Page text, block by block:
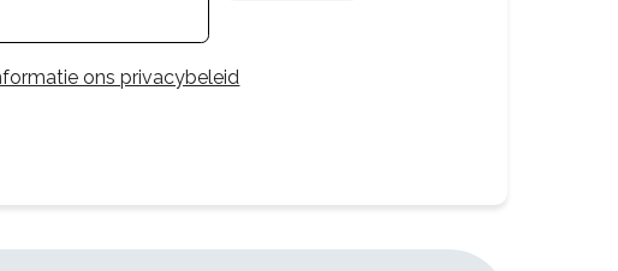
ons privacybeleid